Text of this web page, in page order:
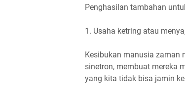
Penghasilan tambahan
1. Usaha ketring atau
Kesibukan manusia zaman
sinetron, membuat mereka
yang kita tidak bisa jamin